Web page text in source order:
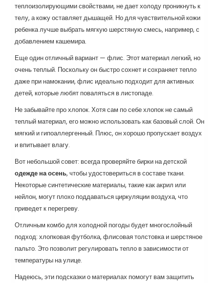
теплоизолирующими свойствами, не дает холоду проникнуть к
телу, а кожу оставляет дышащей. Но для чувствительной кожи
ребенка лучше выбрать мягкую шерстяную смесь, например, с
добавлением кашемира.
Еще один отличный вариант — флис. Этот материал легкий, но
очень теплый. Поскольку он быстро сохнет и сохраняет тепло
даже при намокании, флис идеально подходит для активных
детей, которые любят поваляться в листопаде.
Не забывайте про хлопок. Хотя сам по себе хлопок не самый
теплый материал, его можно использовать как базовый слой. Он
мягкий и гипоаллергенный. Плюс, он хорошо пропускает воздух
и впитывает влагу.
Вот небольшой совет: всегда проверяйте бирки на детской
одежде на осень, чтобы удостовериться в составе ткани.
Некоторые синтетические материалы, такие как акрил или
нейлон, могут плохо поддаваться циркуляции воздуха, что
приведет к перегреву.
Отличным комбо для холодной погоды будет многослойный
подход: хлопковая футболка, флисовая толстовка и шерстяное
пальто. Это позволит регулировать тепло в зависимости от
температуры на улице.
Надеюсь, эти подсказки о материалах помогут вам защитить